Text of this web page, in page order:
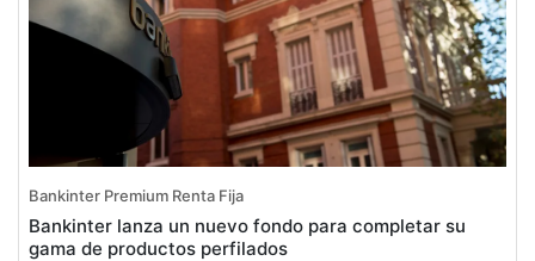
Bankinter Premium Renta Fija
Bankinter lanza un nuevo fondo para completar su
gama de productos perfilados